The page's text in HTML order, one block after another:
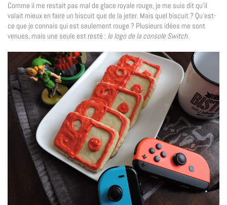
Comme il me restait pas mal de glace royale rouge, je me suis dit qu’il
valait mieux en faire un biscuit que de la jeter. Mais quel biscuit ? Qu’est-
ce que je connais qui est seulement rouge ? Plusieurs idées me sont
venues, mais une seule est resté : le logo de la console Switch.